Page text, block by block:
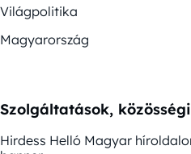
Világpolitika
Magyarország
Szolgáltatások,
Hirdess Helló Magyar